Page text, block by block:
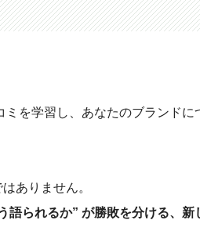
を学習し、あなたのブランドに
ありません。
語られるか” が勝敗を分ける、新